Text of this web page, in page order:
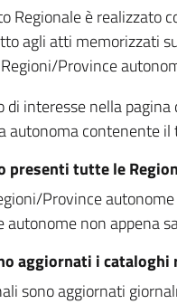
Regionale è realizzato
agli atti memorizzati
Province
di interesse nella
autonoma contenente il
presenti tutte le
Province
autonome non appena
aggiornati i cataloghi
sono aggiornati